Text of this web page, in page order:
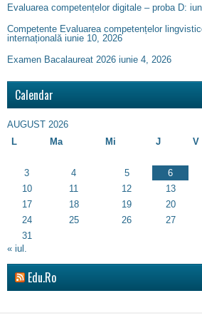
Evaluarea competențelor digitale – proba D:
Competente Evaluarea competențelor
internațională iunie 10, 2026
Examen Bacalaureat 2026 iunie 4, 2026
Calendar
AUGUST 2026
L
Ma Mi J V
3
4 5 6
10
11 12 13
17
18 19 20
24
25 26 27
31
« iul.
Edu.Ro